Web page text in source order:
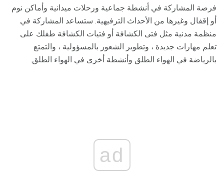
فرصة المشاركة في أنشطة جماعية ورحلات ميدانية وأماكن نوم
أو إقفال وغيرها من الأحداث الترفيهية. ستساعد المشاركة في
منظمة مدنية مثل فتى الكشافة أو فتيات الكشافة طفلك على
تعلم مهارات جديدة ، وتطوير الشعور بالمسؤولية ، والتمتع
بالرياضة في الهواء الطلق وأنشطة أخرى في الهواء الطلق.
ad